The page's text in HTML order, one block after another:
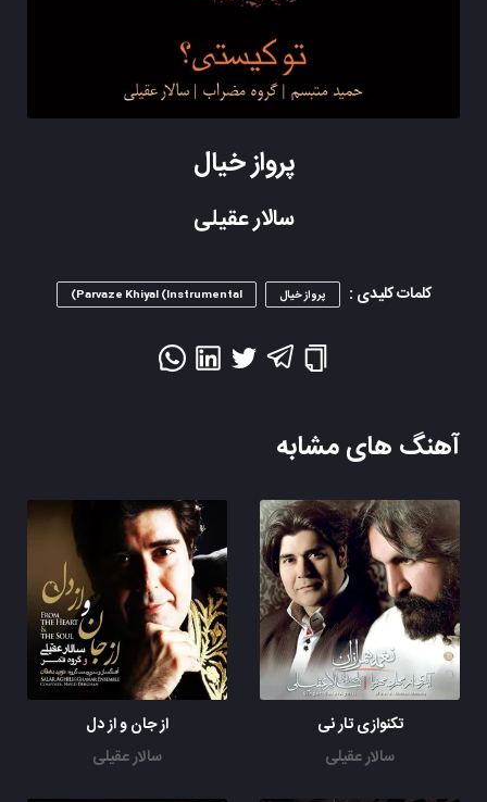
پرواز خیال
سالار عقیلی
کلمات کلیدی : پرواز خیال Parvaze Khiyal (Instrumental)
آهنگ های مشابه
تکنوازی تار نی
سالار عقیلی
از جان و از دل
سالار عقیلی